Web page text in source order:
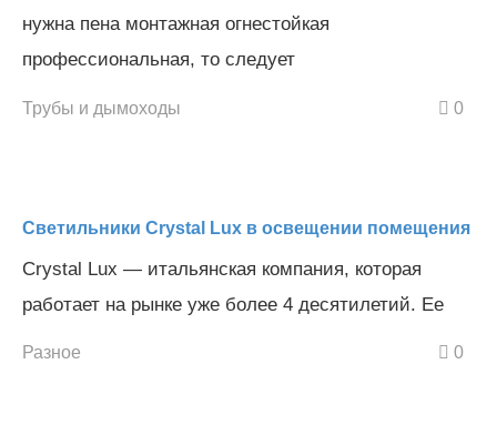
нужна пена монтажная огнестойкая
профессиональная, то следует
Трубы и дымоходы 0
Светильники Crystal Lux в освещении помещения
Crystal Lux — итальянская компания, которая
работает на рынке уже более 4 десятилетий. Ее
Разное 0